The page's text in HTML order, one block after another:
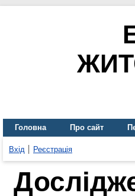
Головна Про сайт
Вхід Реєстрація